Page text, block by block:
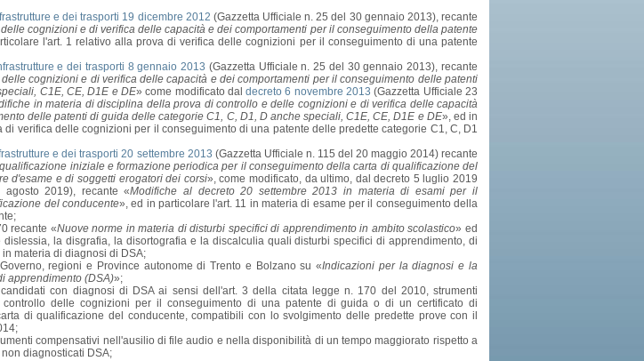
e dei trasporti 19 dicembre 2012 (Gazzetta Ufficiale n. 25 del 30 gennaio 2013), recante
cognizioni e di verifica delle capacità e dei comportamenti per il conseguimento della patente
l'art. 1 relativo alla prova di verifica delle cognizioni per il conseguimento di una patente
e dei trasporti 8 gennaio 2013 (Gazzetta Ufficiale n. 25 del 30 gennaio 2013), recante
cognizioni e di verifica delle capacità e dei comportamenti per il conseguimento delle patenti
C1E, CE, D1E e DE» come modificato daldecreto 6 novembre 2013 (Gazzetta Ufficiale 23
in materia di disciplina della prova di controllo e delle cognizioni e di verifica delle capacità
delle patenti di guida delle categorie C1, C, D1, D anche speciali, C1E, CE, D1E e DE», ed in
di verifica delle cognizioni per il conseguimento di una patente delle predette categorie C1, C, D1
e dei trasporti 20 settembre 2013 (Gazzetta Ufficiale n. 115 del 20 maggio 2014) recante
iniziale e formazione periodica per il conseguimento della carta di qualificazione del
d'esame e di soggetti erogatori dei corsi», come modificato, da ultimo, dal decreto 5 luglio 2019
2019), recante «Modifiche al decreto 20 settembre 2013 in materia di esami per il
del conducente», ed in particolare l'art. 11 in materia di esame per il conseguimento della
recante «Nuove norme in materia di disturbi specifici di apprendimento in ambito scolastico» ed
la disgrafia, la disortografia e la discalculia quali disturbi specifici di apprendimento, di
in materia di diagnosi di DSA;
regioni e Province autonome di Trento e Bolzano su «Indicazioni per la diagnosi e la
apprendimento (DSA)»;
con diagnosi di DSA ai sensi dell'art. 3 della citata legge n. 170 del 2010, strumenti
delle cognizioni per il conseguimento di una patente di guida o di un certificato di
di qualificazione del conducente, compatibili con lo svolgimento delle predette prove con il
compensativi nell'ausilio di file audio e nella disponibilità di un tempo maggiorato rispetto a
diagnosticati DSA;